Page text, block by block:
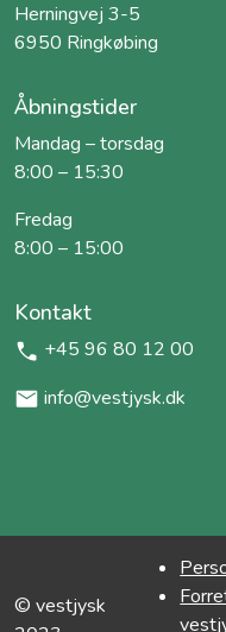
Herningvej 3-5
6950 Ringkøbing
Åbningstider
Mandag – torsdag
8:00 – 15:30
Fredag
8:00 – 15:00
Kontakt
+45 96 80 12 00
info@vestjysk.dk
© vestjysk